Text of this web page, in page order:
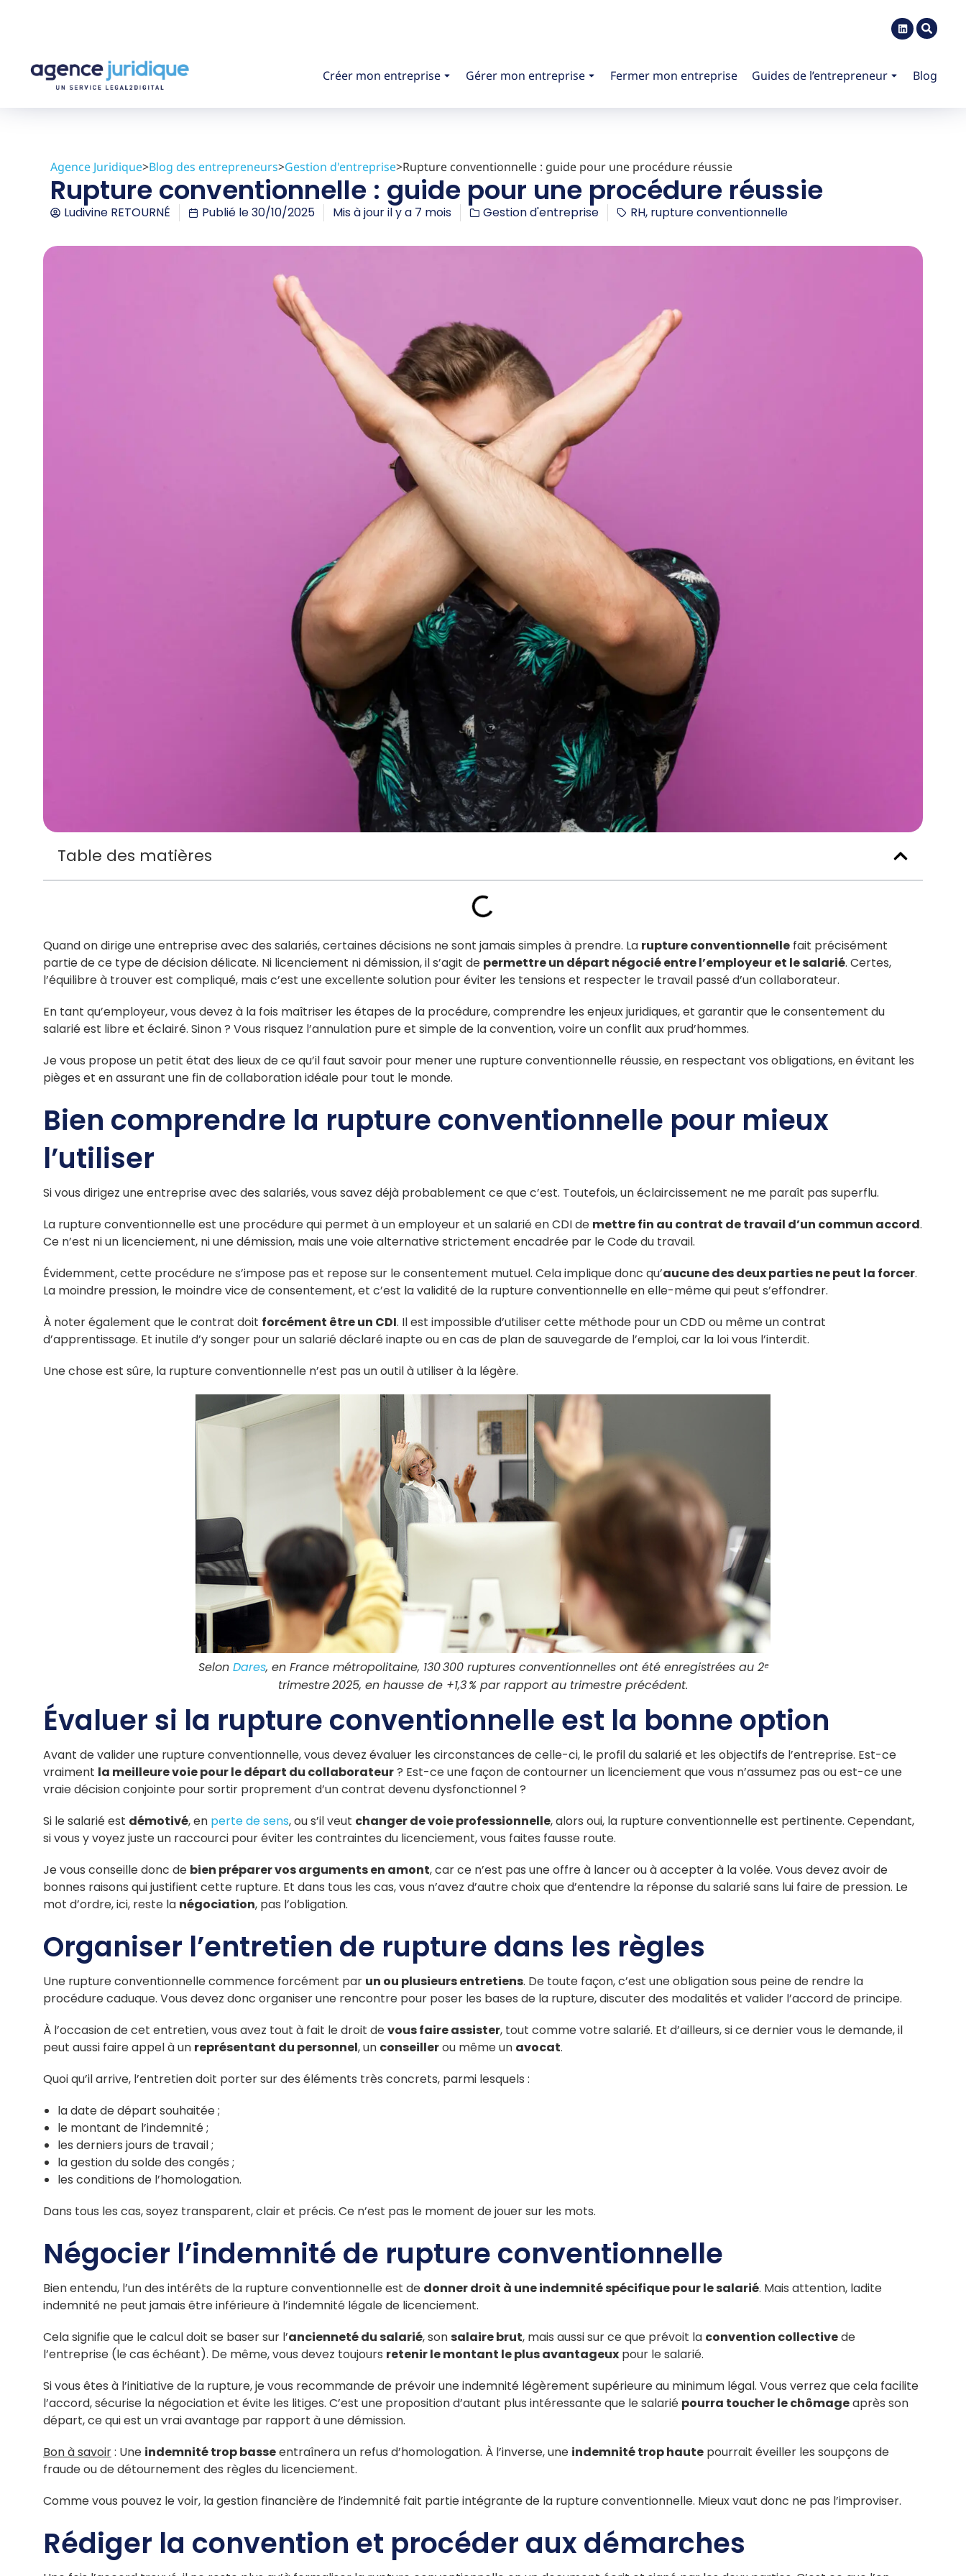
Créer mon entreprise Gérer mon entreprise Fermer mon entreprise Guides de l’entrepreneur Blog
Agence Juridique>Blog des entrepreneurs>Gestion d'entreprise>Rupture conventionnelle : guide pour une procédure réussie
Rupture conventionnelle : guide pour une procédure réussie
Ludivine RETOURNÉ Publié le30/10/2025 Mis à jour il y a 7 mois Gestion d'entreprise RH, rupture conventionnelle
Table des matières
Quand on dirige une entreprise avec des salariés, certaines décisions ne sont jamais simples à prendre. La rupture conventionnelle fait précisément
partie de ce type de décision délicate. Ni licenciement ni démission, il s’agit de permettre un départ négocié entre l’employeur et le salarié. Certes,
l’équilibre à trouver est compliqué, mais c’est une excellente solution pour éviter les tensions et respecter le travail passé d’un collaborateur.
En tant qu’employeur, vous devez à la fois maîtriser les étapes de la procédure, comprendre les enjeux juridiques, et garantir que le consentement du
salarié est libre et éclairé. Sinon ? Vous risquez l’annulation pure et simple de la convention, voire un conflit aux prud’hommes.
Je vous propose un petit état des lieux de ce qu’il faut savoir pour mener une rupture conventionnelle réussie, en respectant vos obligations, en évitant les
pièges et en assurant une fin de collaboration idéale pour tout le monde.
Bien comprendre la rupture conventionnelle pour mieux
l’utiliser
Si vous dirigez une entreprise avec des salariés, vous savez déjà probablement ce que c’est. Toutefois, un éclaircissement ne me paraît pas superflu.
La rupture conventionnelle est une procédure qui permet à un employeur et un salarié en CDI de mettre fin au contrat de travail d’un commun accord.
Ce n’est ni un licenciement, ni une démission, mais une voie alternative strictement encadrée par le Code du travail.
Évidemment, cette procédure ne s’impose pas et repose sur le consentement mutuel. Cela implique donc qu’aucune des deux parties ne peut la forcer.
La moindre pression, le moindre vice de consentement, et c’est la validité de la rupture conventionnelle en elle-même qui peut s’effondrer.
À noter également que le contrat doit forcément être un CDI. Il est impossible d’utiliser cette méthode pour un CDD ou même un contrat
d’apprentissage. Et inutile d’y songer pour un salarié déclaré inapte ou en cas de plan de sauvegarde de l’emploi, car la loi vous l’interdit.
Une chose est sûre, la rupture conventionnelle n’est pas un outil à utiliser à la légère.
Selon Dares, en France métropolitaine, 130 300 ruptures conventionnelles ont été enregistrées au 2ᵉ
trimestre 2025, en hausse de +1,3 % par rapport au trimestre précédent.
Évaluer si la rupture conventionnelle est la bonne option
Avant de valider une rupture conventionnelle, vous devez évaluer les circonstances de celle-ci, le profil du salarié et les objectifs de l’entreprise. Est-ce
vraiment la meilleure voie pour le départ du collaborateur? Est-ce une façon de contourner un licenciement que vous n’assumez pas ou est-ce une
vraie décision conjointe pour sortir proprement d’un contrat devenu dysfonctionnel ?
Si le salarié est démotivé, en perte de sens, ou s’il veut changer de voie professionnelle, alors oui, la rupture conventionnelle est pertinente. Cependant,
si vous y voyez juste un raccourci pour éviter les contraintes du licenciement, vous faites fausse route.
Je vous conseille donc de bien préparer vos arguments en amont, car ce n’est pas une offre à lancer ou à accepter à la volée. Vous devez avoir de
bonnes raisons qui justifient cette rupture. Et dans tous les cas, vous n’avez d’autre choix que d’entendre la réponse du salarié sans lui faire de pression. Le
mot d’ordre, ici, reste la négociation, pas l’obligation.
Organiser l’entretien de rupture dans les règles
Une rupture conventionnelle commence forcément par un ou plusieurs entretiens. De toute façon, c’est une obligation sous peine de rendre la
procédure caduque. Vous devez donc organiser une rencontre pour poser les bases de la rupture, discuter des modalités et valider l’accord de principe.
À l’occasion de cet entretien, vous avez tout à fait le droit devous faire assister, tout comme votre salarié. Et d’ailleurs, si ce dernier vous le demande, il
peut aussi faire appel à un représentant du personnel, un conseillerou même un avocat.
Quoi qu’il arrive, l’entretien doit porter sur des éléments très concrets, parmi lesquels :
la date de départ souhaitée ;
le montant de l’indemnité ;
les derniers jours de travail ;
la gestion du solde des congés ;
les conditions de l’homologation.
Dans tous les cas, soyez transparent, clair et précis. Ce n’est pas le moment de jouer sur les mots.
Négocier l’indemnité de rupture conventionnelle
Bien entendu, l’un des intérêts de la rupture conventionnelle est de donner droit à une indemnité spécifique pour le salarié. Mais attention, ladite
indemnité ne peut jamais être inférieure à l’indemnité légale de licenciement.
Cela signifie que le calcul doit se baser sur l’ancienneté du salarié, sonsalaire brut, mais aussi sur ce que prévoit la convention collectivede
l’entreprise (le cas échéant). De même, vous devez toujours retenir le montant le plus avantageux pour le salarié.
Si vous êtes à l’initiative de la rupture, je vous recommande de prévoir une indemnité légèrement supérieure au minimum légal. Vous verrez que cela facilite
l’accord, sécurise la négociation et évite les litiges. C’est une proposition d’autant plus intéressante que le salarié pourra toucher le chômageaprès son
départ, ce qui est un vrai avantage par rapport à une démission.
Bon à savoir: Une indemnité trop basseentraînera un refus d’homologation. À l’inverse, une indemnité trop haute pourrait éveiller les soupçons de
fraude ou de détournement des règles du licenciement.
Comme vous pouvez le voir, la gestion financière de l’indemnité fait partie intégrante de la rupture conventionnelle. Mieux vaut donc ne pas l’improviser.
Rédiger la convention et procéder aux démarches